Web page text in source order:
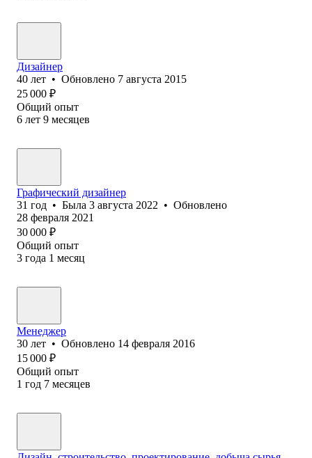
Дизайнер
40 лет • Обновлено 7 августа 2015
25 000 ₽
Общий опыт
6 лет 9 месяцев
Графический дизайнер
31 год • Была 3 августа 2022 • Обновлено
28 февраля 2021
30 000 ₽
Общий опыт
3 года 1 месяц
Менеджер
30 лет • Обновлено 14 февраля 2016
15 000 ₽
Общий опыт
1 год 7 месяцев